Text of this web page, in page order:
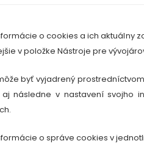
o cookies a ich aktuálny
v položke Nástroje pre
byť vyjadrený
následne v nastavení svojho
o správe cookies v